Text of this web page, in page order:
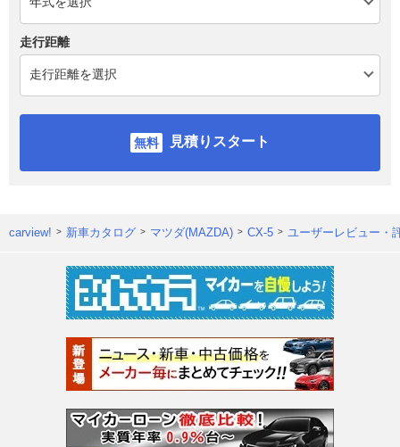
走行距離
見積りスタート
carview! 新車カタログ マツダ(MAZDA) CX-5 ユーザーレビュー・